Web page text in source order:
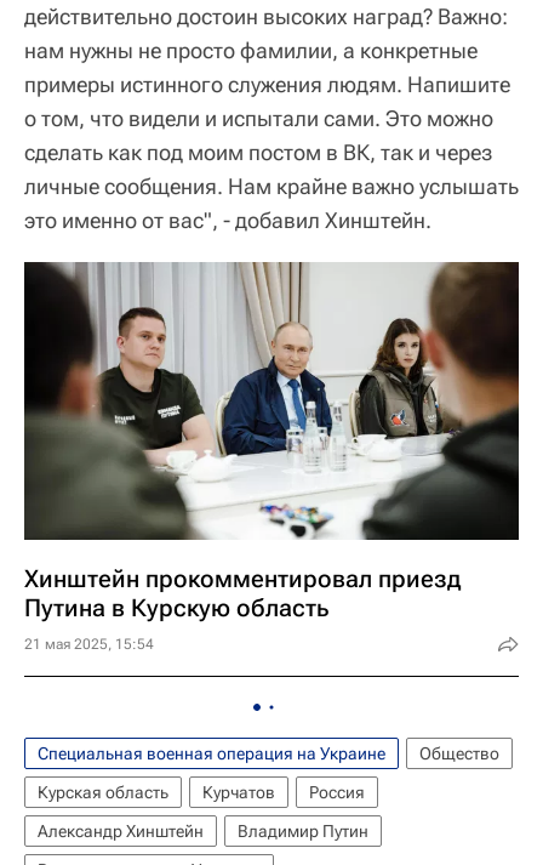
действительно достоин высоких наград? Важно:
нам нужны не просто фамилии, а конкретные
примеры истинного служения людям. Напишите
о том, что видели и испытали сами. Это можно
сделать как под моим постом в ВК, так и через
личные сообщения. Нам крайне важно услышать
это именно от вас", - добавил Хинштейн.
Хинштейн прокомментировал приезд
Путина в Курскую область
21 мая 2025, 15:54
Специальная военная операция на Украине
Общество
Курская область
Курчатов
Россия
Александр Хинштейн
Владимир Путин